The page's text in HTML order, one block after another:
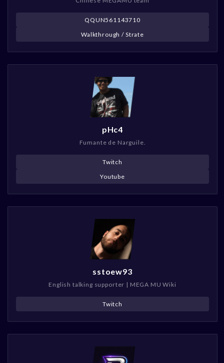
QQUN561143710
Walkthrough / Strate
pHc4
Fumante de Narguile.
Twitch
Youtube
sstoew93
English talking supporter | MEGA MU Wiki
Twitch